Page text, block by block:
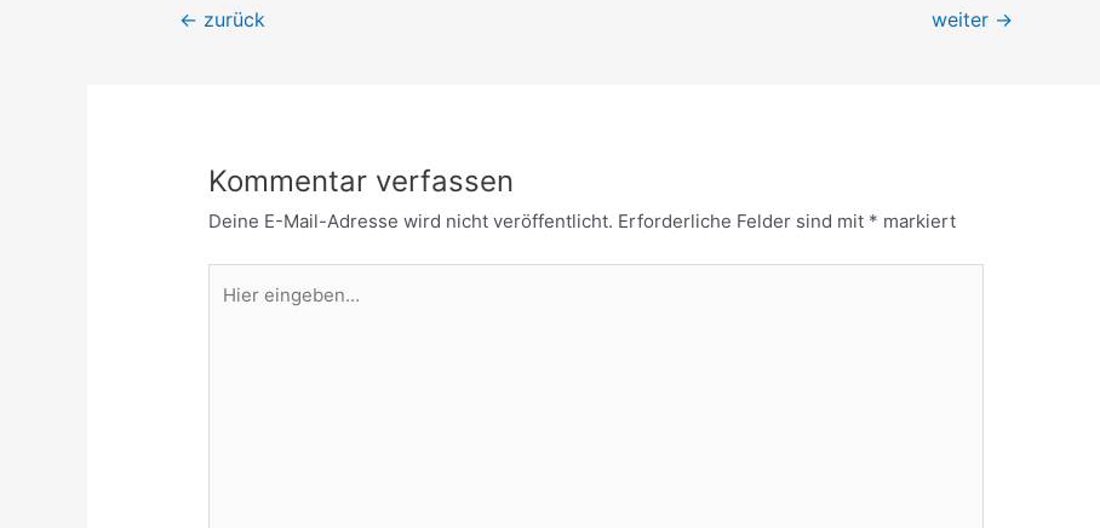
Beitragsnavigation
← zurück weiter →
Kommentar verfassen
Deine E-Mail-Adresse wird nicht veröffentlicht. Erforderliche Felder sind mit * markiert
eingeben…